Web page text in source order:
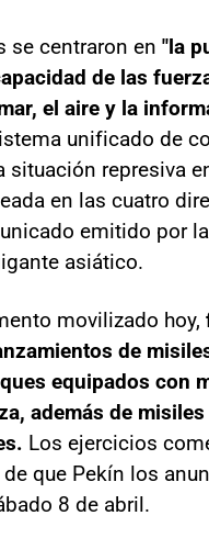
se centraron en "la
de las
el aire y la
unificado de
situación represiva
en las cuatro
emitido por
asiático.
movilizado hoy,
de
equipados con
además de
Los ejercicios
que Pekín los
8 de abril.